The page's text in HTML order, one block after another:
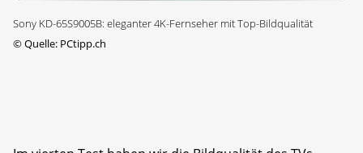
Sony KD-65S9005B: eleganter 4K-Fernseher mit Top-Bildqualität
©Quelle: PCtipp.ch